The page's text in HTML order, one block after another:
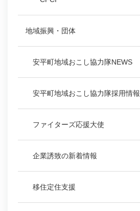
地域振興・団体
安平町地域おこし協力隊NEWS
安平町地域おこし協力隊採用情報
ファイターズ応援大使
企業誘致の新着情報
移住定住支援